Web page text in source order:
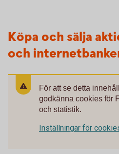
Köpa och sälja
och
För att se detta
godkänna cookies för
och statistik.
Inställningar för